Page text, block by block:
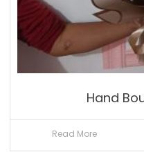
Hand
Read More